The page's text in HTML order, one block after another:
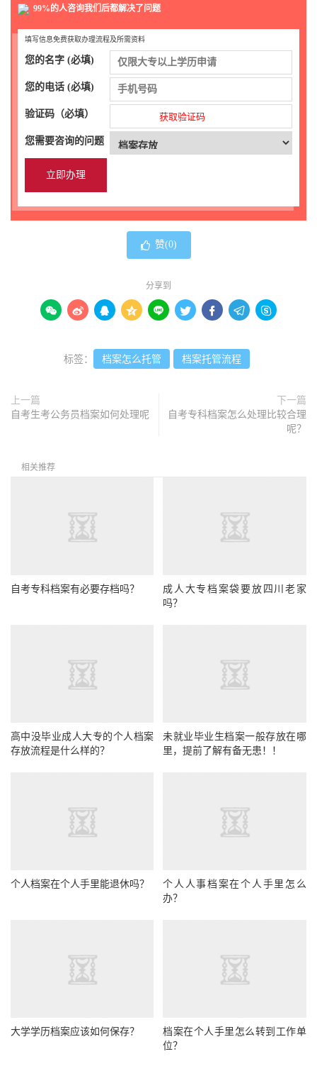
99%的人咨询我们后都解决了问题
填写信息免费获取办理流程及所需资料
您的名字 (必填)
您的电话 (必填)
验证码（必填） 获取验证码
您需要咨询的问题
赞(0)
分享到
        
标签： 档案怎么托管 档案托管流程
上一篇
自考生考公务员档案如何处理呢
下一篇
自考专科档案怎么处理比较合理
呢？
相关推荐
自考专科档案有必要存档吗？
成人大专档案袋要放四川老家
吗？
高中没毕业成人大专的个人档案
存放流程是什么样的？
未就业毕业生档案一般存放在哪
里，提前了解有备无患！！
个人档案在个人手里能退休吗？
个人人事档案在个人手里怎么
办？
大学学历档案应该如何保存？
档案在个人手里怎么转到工作单
位？